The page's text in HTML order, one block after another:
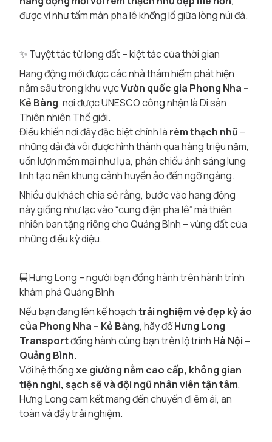
được ví như tấm màn pha lê khổng lồ giữa lòng núi đá.
✨ Tuyệt tác từ lòng đất – kiệt tác của thời gian
Hang động mới được các nhà thám hiểm phát hiện
nằm sâu trong khu vựcVườn quốc gia Phong Nha –
Kẻ Bàng, nơi được UNESCO công nhận là Di sản
Thiên nhiên Thế giới.
Điều khiến nơi đây đặc biệt chính là rèm thạch nhũ –
những dải đá vôi được hình thành qua hàng triệu năm,
uốn lượn mềm mại như lụa, phản chiếu ánh sáng lung
linh tạo nên khung cảnh huyền ảo đến ngỡ ngàng.
Nhiều du khách chia sẻ rằng, bước vào hang động
này giống như lạc vào “cung điện pha lê” mà thiên
nhiên ban tặng riêng cho Quảng Bình – vùng đất của
những điều kỳ diệu.
🚍 Hưng Long – người bạn đồng hành trên hành trình
khám phá Quảng Bình
Nếu bạn đang lên kế hoạchtrải nghiệm vẻ đẹp kỳ ảo
của Phong Nha – Kẻ Bàng, hãy đểHưng Long
Transportđồng hành cùng bạn trên lộ trình Hà Nội –
Quảng Bình.
Với hệ thốngxe giường nằm cao cấp, không gian
tiện nghi, sạch sẽ và đội ngũ nhân viên tận tâm,
Hưng Long cam kết mang đến chuyến đi êm ái, an
toàn và đầy trải nghiệm.